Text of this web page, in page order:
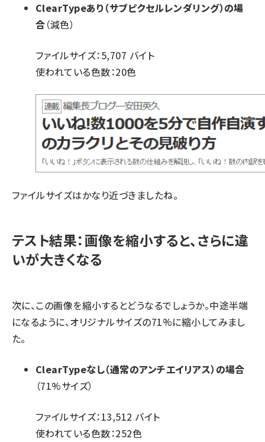
ClearTypeあり（サブピクセルレンダリング）の場
合（減色）
ファイルサイズ：5,707 バイト
使われている色数：20色
ファイルサイズはかなり近づきましたね。
テスト結果：画像を縮小すると、さらに違
いが大きくなる
次に、この画像を縮小するとどうなるでしょうか。中途半端
になるように、オリジナルサイズの71%に縮小してみまし
た。
ClearTypeなし（通常のアンチエイリアス）の場合
（71%サイズ）
ファイルサイズ：13,512 バイト
使われている色数：252色